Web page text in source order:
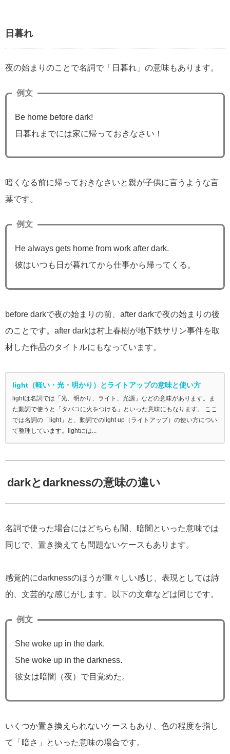
日暮れ
夜の始まりのことで名詞で「日暮れ」の意味もあります。
例文
Be home before dark!
日暮れまでには家に帰っておきなさい！
暗くなる前に帰っておきなさいと親が子供に言うような言
葉です。
例文
He always gets home from work after dark.
彼はいつも日が暮れてから仕事から帰ってくる。
before darkで夜の始まりの前、after darkで夜の始まりの後
のことです。after darkは村上春樹が地下鉄サリン事件を取
材した作品のタイトルにもなっています。
light（軽い・光・明かり）とライトアップの意味と使い方
lightは名詞では「光、明かり、ライト、光源」などの意味があります。ま
た動詞で使うと「タバコに火をつける」といった意味にもなります。 ここ
では名詞の「light」と、動詞でのlight up（ライトアップ）の使い方につい
て整理しています。lightには...
darkとdarknessの意味の違い
名詞で使った場合にはどちらも闇、暗闇といった意味では
同じで、置き換えても問題ないケースもあります。
感覚的にdarknessのほうが重々しい感じ、表現としては詩
的、文芸的な感じがします。以下の文章などは同じです。
例文
She woke up in the dark.
She woke up in the darkness.
彼女は暗闇（夜）で目覚めた。
いくつか置き換えられないケースもあり、色の程度を指し
て「暗さ」といった意味の場合です。